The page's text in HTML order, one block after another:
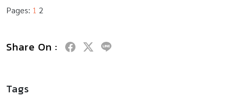
Pages: 1 2
Share On :
Tags